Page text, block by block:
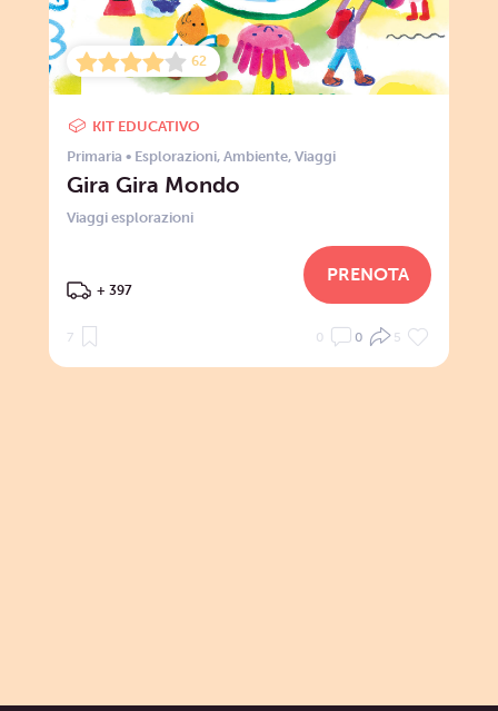
62
KIT EDUCATIVO
Primaria • Esplorazioni, Ambiente, Viaggi
Gira Gira Mondo
Viaggi esplorazioni
+ 397
PRENOTA
7 0 0 5